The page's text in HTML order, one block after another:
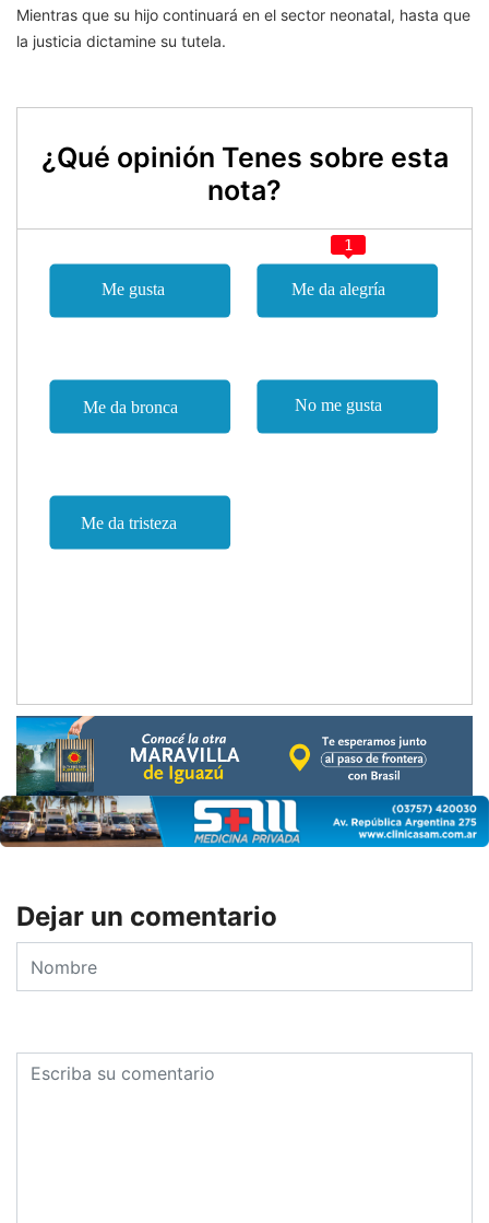
Mientras que su hijo continuará en el sector neonatal, hasta que
la justicia dictamine su tutela.
¿Qué opinión Tenes sobre esta
nota?
1
Dejar un comentario